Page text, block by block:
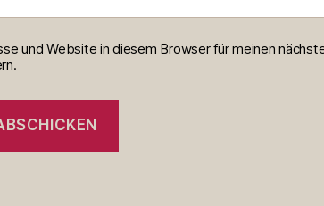
und Website in diesem Browser für meinen